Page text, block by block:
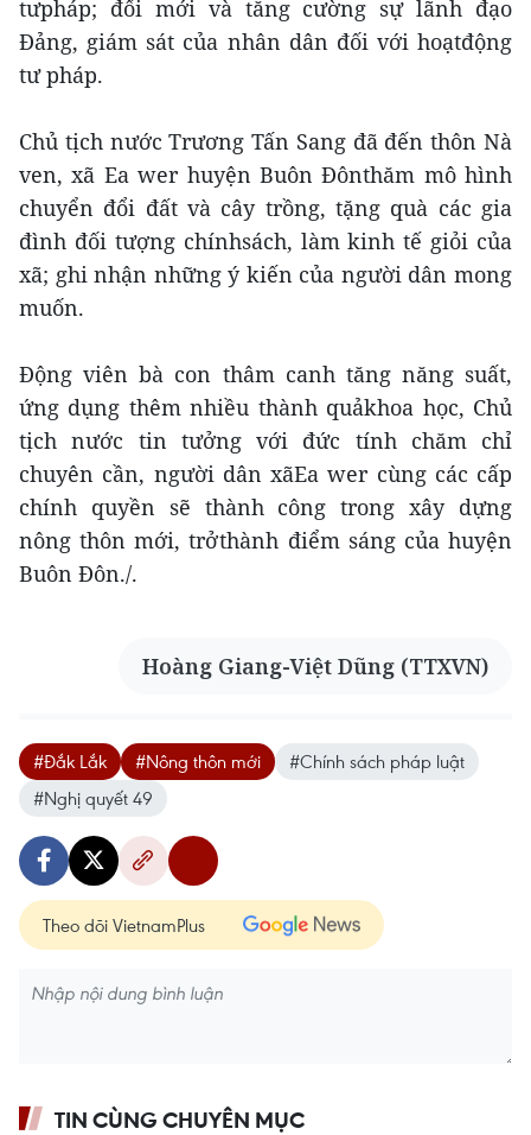
tưpháp; đổi mới và tăng cường sự lãnh đạo
Đảng, giám sát của nhân dân đối với hoạtđộng
tư pháp.
Chủ tịch nước Trương Tấn Sang đã đến thôn Nà
ven, xã Ea wer huyện Buôn Đônthăm mô hình
chuyển đổi đất và cây trồng, tặng quà các gia
đình đối tượng chínhsách, làm kinh tế giỏi của
xã; ghi nhận những ý kiến của người dân mong
muốn.
Động viên bà con thâm canh tăng năng suất,
ứng dụng thêm nhiều thành quảkhoa học, Chủ
tịch nước tin tưởng với đức tính chăm chỉ
chuyên cần, người dân xãEa wer cùng các cấp
chính quyền sẽ thành công trong xây dựng
nông thôn mới, trởthành điểm sáng của huyện
Buôn Đôn./.
Hoàng Giang-Việt Dũng (TTXVN)
#Đắk Lắk #Nông thôn mới
#Chính sách pháp luật
#Nghị quyết 49
Theo dõi VietnamPlus
TIN CÙNG CHUYÊN MỤC